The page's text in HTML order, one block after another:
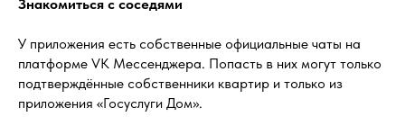
Знакомиться с соседями
У приложения есть собственные официальные чаты на
платформе VK Мессенджера. Попасть в них могут только
подтверждённые собственники квартир и только из
приложения «Госуслуги Дом».